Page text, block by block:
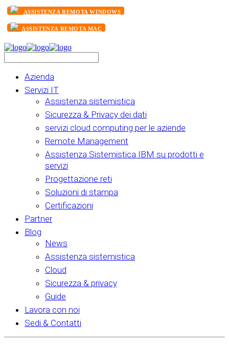
ASSISTENZA REMOTA WINDOWS
ASSISTENZA REMOTA MAC
Azienda
Servizi IT
Assistenza sistemistica
Sicurezza & Privacy dei dati
servizi cloud computing per le aziende
Remote Management
Assistenza Sistemistica IBM su prodotti e
servizi
Progettazione reti
Soluzioni di stampa
Certificazioni
Partner
Blog
News
Assistenza sistemistica
Cloud
Sicurezza & privacy
Guide
Lavora con noi
Sedi & Contatti